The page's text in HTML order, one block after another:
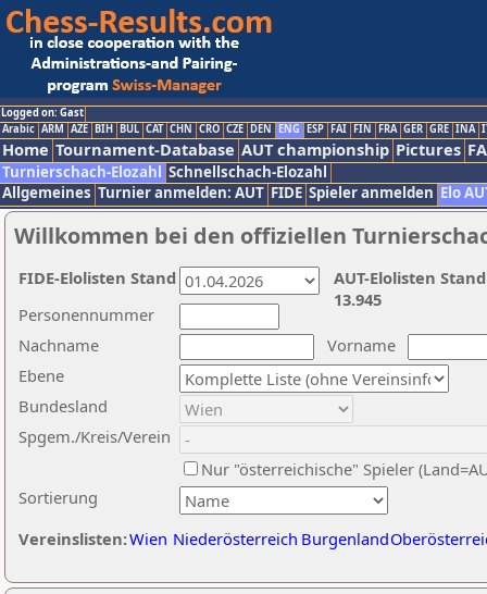
Logged on: Gast
Arabic ARM AZE BIH BUL CAT CHN CRO CZE DEN ENG ESP FAI FIN FRA GER GRE INA
Home Tournament-Database AUT championship Pictures
Turnierschach-Elozahl Schnellschach-Elozahl
Allgemeines Turnier anmelden: AUT FIDE Spieler anmelden Elo
Willkommen bei den offiziellen
Nachname
Vorname
Ebene
Sortierung
Personennummer
Bundesland
Spgem./Kreis/Verein
Nur "österreichische" Spieler
Vereinslisten:Wien Niederösterreich Burgenland
AUT-Elolisten
13.945
FIDE-Elolisten Stand